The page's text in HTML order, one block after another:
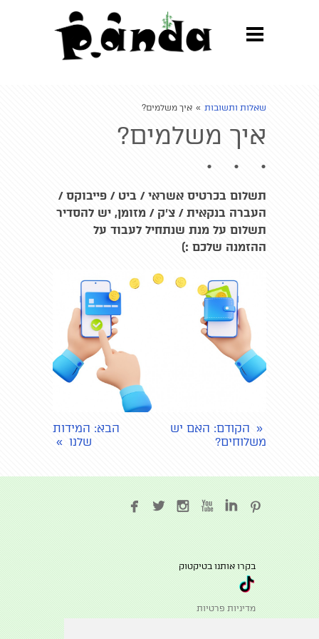
שאלות ותשובות » איך משלמים?
איך משלמים?
תשלום בכרטיס אשראי / ביט / פייבוקס /
העברה בנקאית / צ'ק / מזומן, יש להסדיר
תשלום על מנת שנתחיל לעבוד על
ההזמנה שלכם :)
« הקודם: האם יש
משלוחים?
הבא: המידות
שלנו »
     
בקרו אותנו בטיקטוק
מדיניות פרטיות